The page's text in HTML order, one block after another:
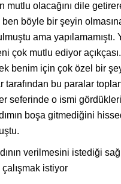
mutlu olacağını dile
böyle bir şeyin
ama yapılamamıştı.
çok mutlu ediyor açıkçası.
benim için çok özel bir
tarafından bu paralar
seferinde o ismi
boşa gitmediğini
verilmesini istediği
istiyor